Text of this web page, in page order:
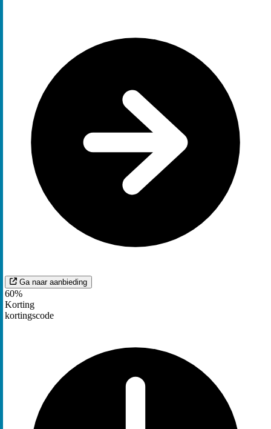
Ga naar aanbieding
60%
Korting
kortingscode